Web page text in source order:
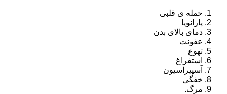
حمله ی قلبی
پارانویا
دمای بالای بدن
عفونت
تهوع
استفراغ
آسپیراسیون
خفگی
مرگ.